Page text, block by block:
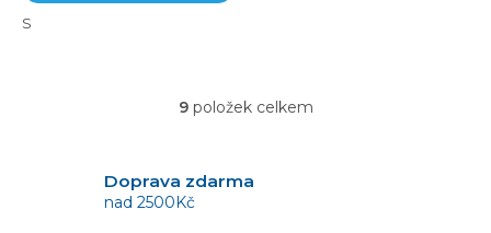
S
O
á
9položek celkem
Doprava zdarma
nad 2500Kč